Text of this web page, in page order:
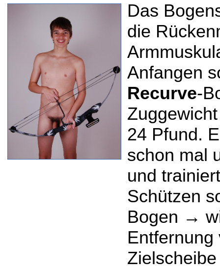
Das
die
Anfangen
Recurve-
24 Pfund.
schon mal
und
Schützen
Bogen →